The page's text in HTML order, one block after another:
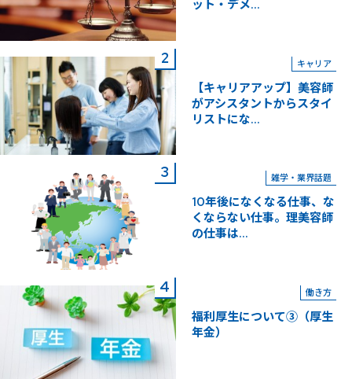
ット・デメ...
キャリア
【キャリアアップ】美容師
がアシスタントからスタイ
リストにな...
雑学・業界話題
10年後になくなる仕事、な
くならない仕事。理美容師
の仕事は...
働き方
福利厚生について③（厚生
年金）